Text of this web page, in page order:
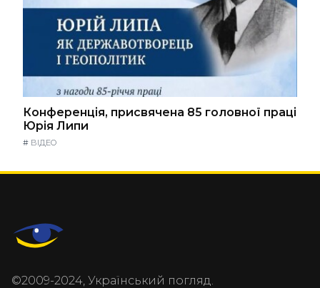
Конференція, присвячена 85 головної праці
Юрія Липи
# ВІДЕО
©2009-2024, Український погляд.